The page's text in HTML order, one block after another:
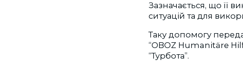
Зазначається, що її
ситуацій та для
Таку допомогу
“OBOZ Humanitäre
“Турбота”.